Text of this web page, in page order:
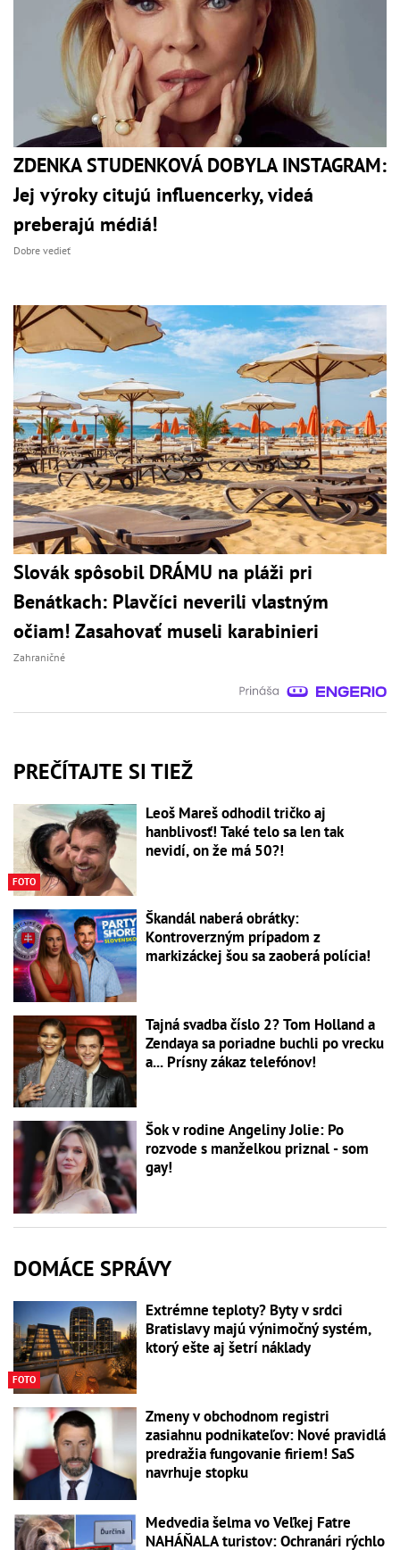
ZDENKA STUDENKOVÁ DOBYLA INSTAGRAM:
Jej výroky citujú influencerky, videá
preberajú médiá!
Dobre vedieť
Slovák spôsobil DRÁMU na pláži pri
Benátkach: Plavčíci neverili vlastným
očiam! Zasahovať museli karabinieri
Zahraničné
PREČÍTAJTE SI TIEŽ
FOTO
Leoš Mareš odhodil tričko aj
hanblivosť! Také telo sa len tak
nevidí, on že má 50?!
Škandál naberá obrátky:
Kontroverzným prípadom z
markizáckej šou sa zaoberá polícia!
Tajná svadba číslo 2? Tom Holland a
Zendaya sa poriadne buchli po vrecku
a... Prísny zákaz telefónov!
Šok v rodine Angeliny Jolie: Po
rozvode s manželkou priznal - som
gay!
DOMÁCE SPRÁVY
FOTO
Extrémne teploty? Byty v srdci
Bratislavy majú výnimočný systém,
ktorý ešte aj šetrí náklady
Zmeny v obchodnom registri
zasiahnu podnikateľov: Nové pravidlá
predražia fungovanie firiem! SaS
navrhuje stopku
Medvedia šelma vo Veľkej Fatre
NAHÁŇALA turistov: Ochranári rýchlo